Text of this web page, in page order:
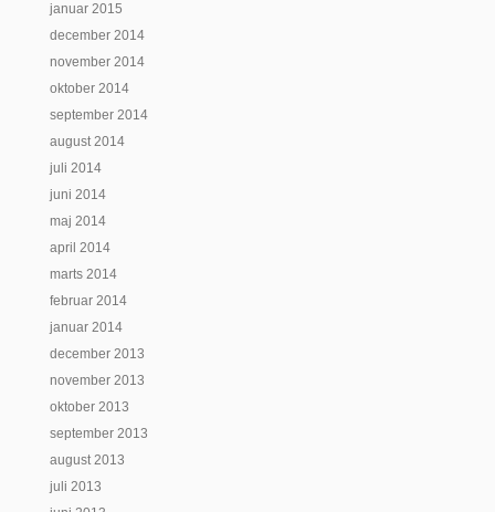
januar 2015
december 2014
november 2014
oktober 2014
september 2014
august 2014
juli 2014
juni 2014
maj 2014
april 2014
marts 2014
februar 2014
januar 2014
december 2013
november 2013
oktober 2013
september 2013
august 2013
juli 2013